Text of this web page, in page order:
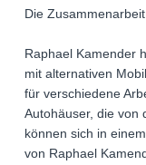
Die
Raphael Kamender
mit alternativen
für verschiedene
Autohäuser, die von
können sich in
von Raphael